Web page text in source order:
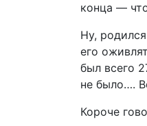
конца —
Ну,
его
был всего
не было….
Короче